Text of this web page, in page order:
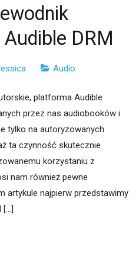
DRM
Audio
platforma Audible
przez nas audiobooków i
tylko na autoryzowanych
ta czynność skutecznie
korzystaniu z
nam również pewne
artykule najpierw przedstawimy
[…]